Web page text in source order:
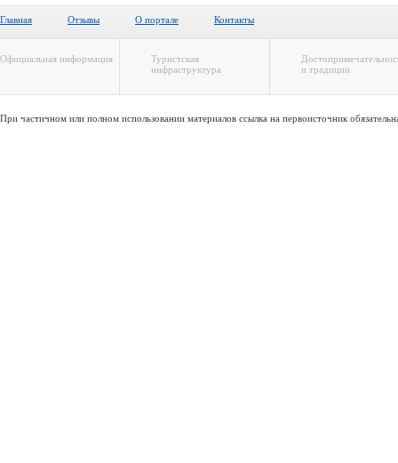
Главная Отзывы О портале Контакты
Официальная информация
Туристская
инфраструктура
и традиции
При частичном или полном использовании материалов ссылка на первоисточник